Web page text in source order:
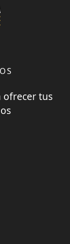
ofrecer tus